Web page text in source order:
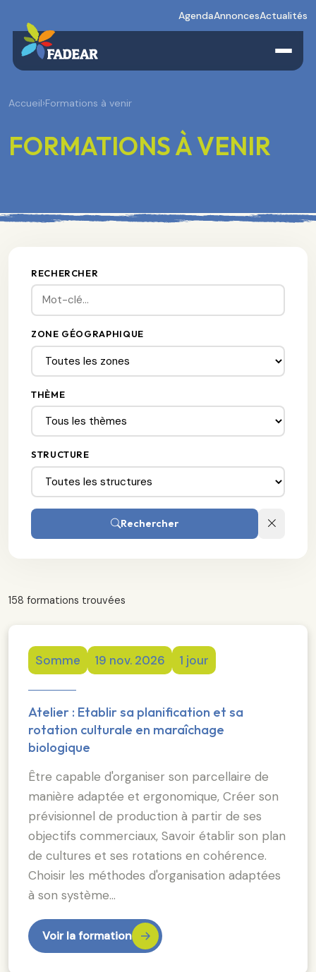
AgendaAnnoncesActualités
Accueil›Formations à venir
FORMATIONS À VENIR
RECHERCHER
ZONE GÉOGRAPHIQUE
THÈME
STRUCTURE
Rechercher
158 formations trouvées
Somme 19 nov. 2026 1 jour
Atelier : Etablir sa planification et sa
rotation culturale en maraîchage
biologique
Être capable d'organiser son parcellaire de
manière adaptée et ergonomique, Créer son
prévisionnel de production à partir de ses
objectifs commerciaux, Savoir établir son plan
de cultures et ses rotations en cohérence.
Choisir les méthodes d'organisation adaptées
à son système…
Voir la formation